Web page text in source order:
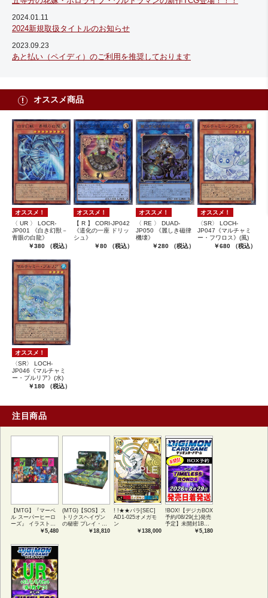
2024.01.11
2024新規取扱タイトルのお知らせ
2023.09.23
あと払い（ペイディ）のご利用を推奨しております
オススメ商品
オススメ！
〈 UR 〉 LOCR-
JP001 《白き幻獣－
青眼の白龍》
￥380 （税込）
オススメ！
【 R 】 CORI-JP042
《道化の一座 ドリッ
シュ》
￥80 （税込）
オススメ！
〈 RE 〉 DUAD-
JP050 《麗しき磁律
機壊》
￥280 （税込）
オススメ！
〈SR〉 LOCH-
JP047《マルチャミ
ー・フワロス》(風)
￥680 （税込）
オススメ！
〈SR〉 LOCH-
JP046《マルチャミ
ー・プルリア》(水)
￥180 （税込）
注目商品
【MTG】『マーベ
ル スーパーヒーロ
ーズ』 イラストコ
レクション 54種コ
アートカード(JPN)
￥5,480
(MTG)【SOS】ス
トリクスヘイヴン
の秘密 プレイ・ブ
ースター1BOX日本
￥18,810
! !★★パラ[SEC]
AD1-025オメガモ
ン
￥138,000
!BOX!【デジカBOX
予約/08/29(土)発売
予定】未開封1BOX
￥5,180